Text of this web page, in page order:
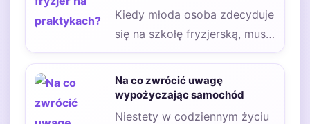
Kiedy młoda osoba zdecyduje
się na szkołę fryzjerską, musi
liczyć się z tym, że
konieczne…
Na co zwrócić uwagę
wypożyczając samochód
Niestety w codziennym życiu